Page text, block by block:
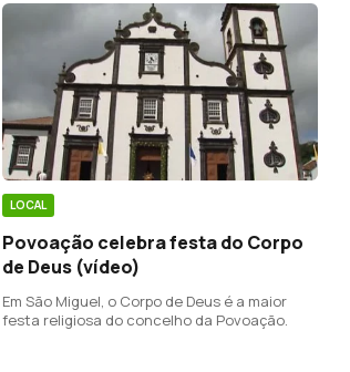
LOCAL
Povoação celebra festa do Corpo
de Deus (vídeo)
Em São Miguel, o Corpo de Deus é a maior
festa religiosa do concelho da Povoação.